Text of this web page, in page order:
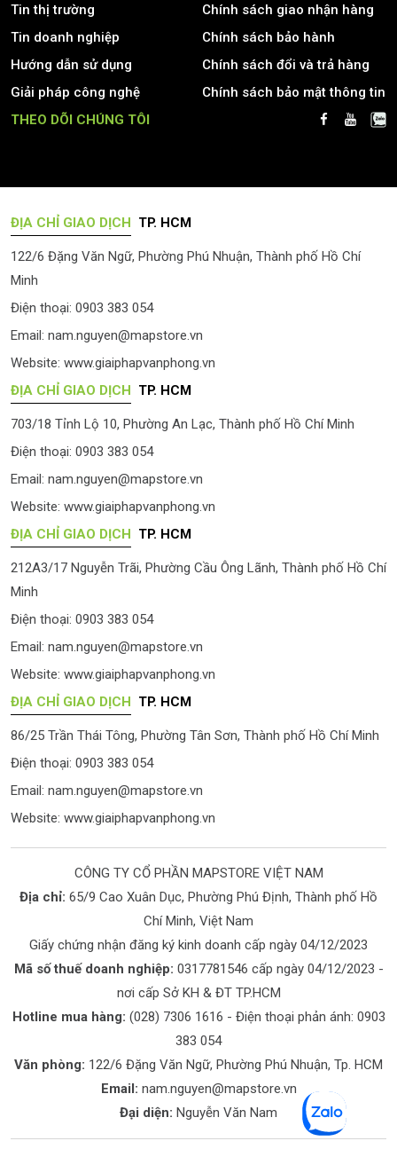
Tin thị trường
Tin doanh nghiệp
Hướng dẫn sử dụng
Giải pháp công nghệ
Chính sách giao nhận hàng
Chính sách bảo hành
Chính sách đổi và trả hàng
Chính sách bảo mật thông tin
THEO DÕI CHÚNG TÔI
ĐỊA CHỈ GIAO DỊCH TP. HCM
122/6 Đặng Văn Ngữ, Phường Phú Nhuận, Thành phố Hồ Chí
Minh
Điện thoại: 0903 383 054
Email: nam.nguyen@mapstore.vn
Website: www.giaiphapvanphong.vn
ĐỊA CHỈ GIAO DỊCH
TP. HCM
703/18 Tỉnh Lộ 10, Phường An Lạc, Thành phố Hồ Chí Minh
Điện thoại: 0903 383 054
Email: nam.nguyen@mapstore.vn
Website: www.giaiphapvanphong.vn
ĐỊA CHỈ GIAO DỊCH
TP. HCM
212A3/17 Nguyễn Trãi, Phường Cầu Ông Lãnh, Thành phố Hồ Chí
Minh
Điện thoại: 0903 383 054
Email: nam.nguyen@mapstore.vn
Website: www.giaiphapvanphong.vn
ĐỊA CHỈ GIAO DỊCH
TP. HCM
86/25 Trần Thái Tông, Phường Tân Sơn, Thành phố Hồ Chí Minh
Điện thoại: 0903 383 054
Email: nam.nguyen@mapstore.vn
Website: www.giaiphapvanphong.vn
CÔNG TY CỔ PHẦN MAPSTORE VIỆT NAM
Địa chỉ: 65/9 Cao Xuân Dục, Phường Phú Định, Thành phố Hồ
Chí Minh, Việt Nam
Giấy chứng nhận đăng ký kinh doanh cấp ngày 04/12/2023
Mã số thuế doanh nghiệp: 0317781546 cấp ngày 04/12/2023 -
nơi cấp Sở KH & ĐT TP.HCM
Hotline mua hàng: (028) 7306 1616 - Điện thoại phản ánh: 0903
383 054
Văn phòng: 122/6 Đặng Văn Ngữ, Phường Phú Nhuận, Tp. HCM
Email: nam.nguyen@mapstore.vn
Đại diện: Nguyễn Văn Nam